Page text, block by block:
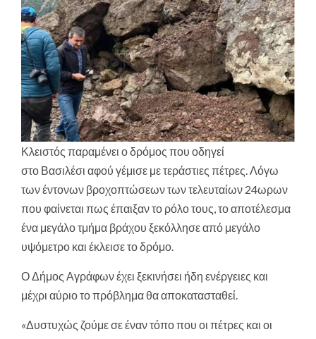
Κλειστός παραμένει ο δρόμος που οδηγεί
στο Βασιλέσι αφού γέμισε με τεράστιες πέτρες. Λόγω
των έντονων βροχοπτώσεων των τελευταίων 24ωρων
που φαίνεται πως έπαιξαν το ρόλο τους, το αποτέλεσμα
ένα μεγάλο τμήμα βράχου ξεκόλλησε από μεγάλο
υψόμετρο και έκλεισε το δρόμο.
Ο Δήμος Αγράφων έχει ξεκινήσει ήδη ενέργειες και
μέχρι αύριο το πρόβλημα θα αποκατασταθεί.
«Δυστυχώς ζούμε σε έναν τόπο που οι πέτρες και οι